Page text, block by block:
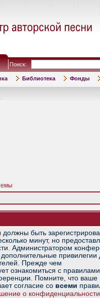
Поиск:
Библиотека Фонды
быть
минут, но
Администратором
привилегии
Прежде чем
ознакомиться с
Помните, что ваше
согласие со всеми
о конфиденциальности